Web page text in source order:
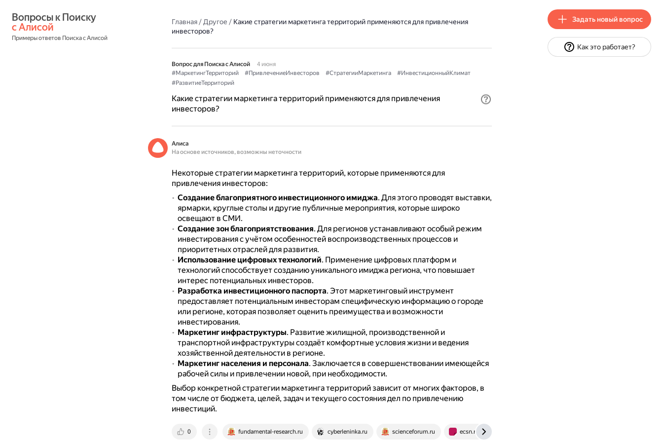
с Алисой
Примеры ответов Поиска с Алисой
Главная/Другое / Какие стратегии маркетинга территорий применяются для привлечения
инвесторов?
Вопрос для Поиска с Алисой
4 июня
#МаркетингТерриторий
#ПривлечениеИнвесторов #СтратегииМаркетинга
#ИнвестиционныйКлимат
#РазвитиеТерриторий
Какие стратегии маркетинга территорий применяются для привлечения
инвесторов?
Алиса
На основе источников, возможны неточности
Некоторые стратегии маркетинга территорий, которые применяются для
привлечения инвесторов:
Создание благоприятного инвестиционного имиджа. Для этого проводят выставки,
ярмарки, круглые столы и другие публичные мероприятия, которые широко
освещают в СМИ.
Создание зон благоприятствования. Для регионов устанавливают особый режим
инвестирования с учётом особенностей воспроизводственных процессов и
приоритетных отраслей для развития.
Использование цифровых технологий. Применение цифровых платформ и
технологий способствует созданию уникального имиджа региона, что повышает
интерес потенциальных инвесторов.
Разработка инвестиционного паспорта. Этот маркетинговый инструмент
предоставляет потенциальным инвесторам специфическую информацию о городе
или регионе, которая позволяет оценить преимущества и возможности
инвестирования.
Маркетинг инфраструктуры. Развитие жилищной, производственной и
транспортной инфраструктуры создаёт комфортные условия жизни и ведения
хозяйственной деятельности в регионе.
Маркетинг населения и персонала. Заключается в совершенствовании имеющейся
рабочей силы и привлечении новой, при необходимости.
Выбор конкретной стратегии маркетинга территорий зависит от многих факторов, в
том числе от бюджета, целей, задач и текущего состояния дел по привлечению
инвестиций.
0 fundamental-research.ru cyberleninka.ru scienceforum.ru ecsn.ru
Задать новый вопрос
Как это работает?